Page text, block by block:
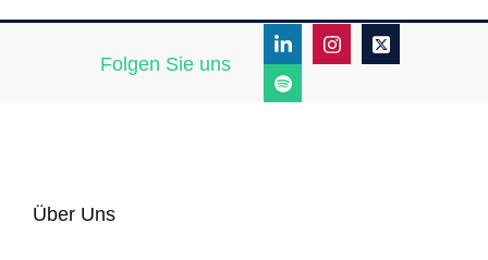
Folgen Sie uns
Über Uns